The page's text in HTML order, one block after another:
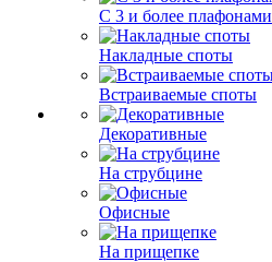
С 3 и более плафонами
Накладные споты
Встраиваемые споты
Декоративные
На струбцине
Офисные
На прищепке